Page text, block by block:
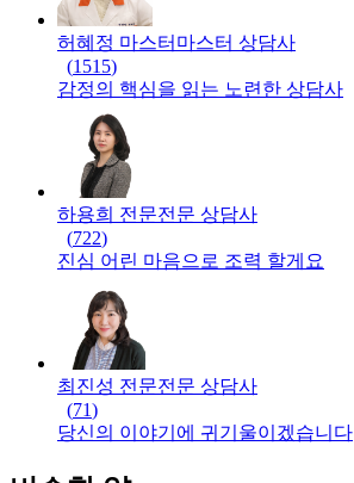
허혜정 마스터 마스터 상담사
(1515)
감정의 핵심을 읽는 노련한 상담사
하용희 전문전문 상담사
(722)
진심 어린 마음으로 조력 할게요
최진성 전문전문 상담사
(71)
당신의 이야기에 귀기울이겠습니다